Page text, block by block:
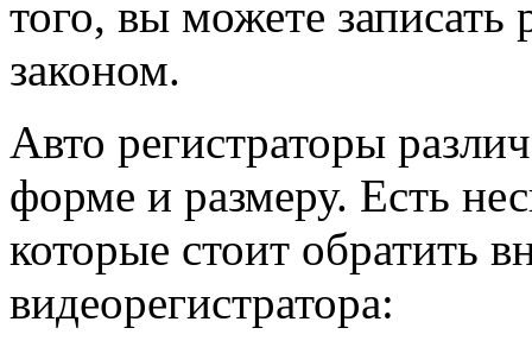
того, вы можете записать
законом.
Авто регистраторы
форме и размеру. Есть
которые стоит обратить
видеорегистратора: